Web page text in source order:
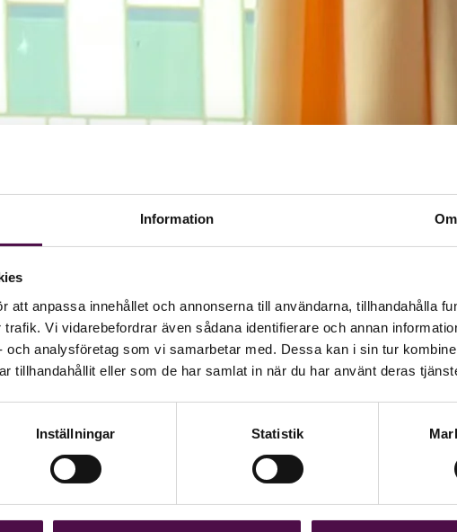
Information Om
att anpassa innehållet och annonserna till användarna, tillhandahålla
Vi vidarebefordrar även sådana identifierare och annan
och analysföretag som vi samarbetar med. Dessa kan i sin tur
tillhandahållit eller som de har samlat in när du har använt deras
Inställningar Statistik